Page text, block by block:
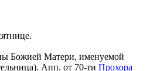
Божией Матери, именуемой
Апп. от 70-ти Прохора